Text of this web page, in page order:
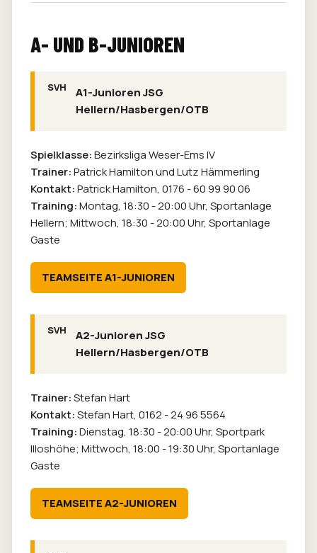
A- UND B-JUNIOREN
A1-Junioren JSG
Hellern/Hasbergen/OTB
Spielklasse:Bezirksliga Weser-Ems IV
Trainer:Patrick Hamilton und Lutz Hämmerling
Kontakt:Patrick Hamilton, 0176 - 60 99 90 06
Training:Montag, 18:30 - 20:00 Uhr, Sportanlage
Hellern; Mittwoch, 18:30 - 20:00 Uhr, Sportanlage
Gaste
TEAMSEITE A1-JUNIOREN
A2-Junioren JSG
Hellern/Hasbergen/OTB
Trainer:Stefan Hart
Kontakt:Stefan Hart, 0162 - 24 96 5564
Training:Dienstag, 18:30 - 20:00 Uhr, Sportpark
Illoshöhe; Mittwoch, 18:00 - 19:30 Uhr, Sportanlage
Gaste
TEAMSEITE A2-JUNIOREN